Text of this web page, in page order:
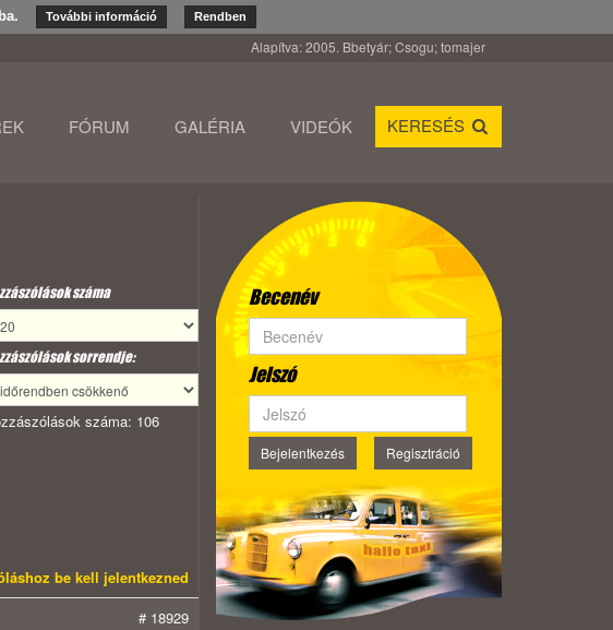
További információ Rendben
Alapítva: 2005. Bbetyár; Csogu; tomajer
FÓRUM GALÉRIA VIDEÓK KERESÉS
száma
sorrendje:
száma: 106
be kell jelentkezned
# 18929
Becenév
Jelszó
Bejelentkezés Regisztráció